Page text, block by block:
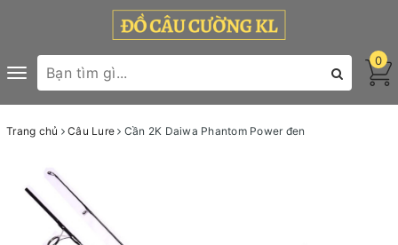
Toggle
navigation
0
Trang chủ Câu Lure Cần 2K Daiwa Phantom Power đen